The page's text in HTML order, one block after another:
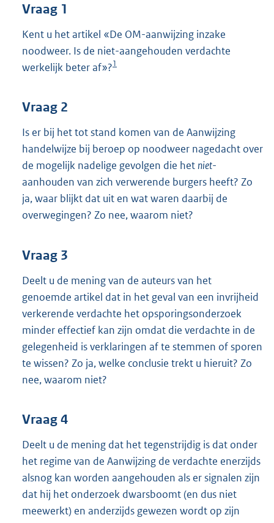
1
K
Vraag 1
Kent u het artikel «De OM-aanwijzing inzake
noodweer. Is de niet-aangehouden verdachte
werkelijk beter af»?1
Vraag 2
Is er bij het tot stand komen van de Aanwijzing
handelwijze bij beroep op noodweer nagedacht over
de mogelijk nadelige gevolgen die het niet-
aanhouden van zich verwerende burgers heeft? Zo
ja, waar blijkt dat uit en wat waren daarbij de
overwegingen? Zo nee, waarom niet?
Vraag 3
Deelt u de mening van de auteurs van het
genoemde artikel dat in het geval van een invrijheid
verkerende verdachte het opsporingsonderzoek
minder effectief kan zijn omdat die verdachte in de
gelegenheid is verklaringen af te stemmen of sporen
te wissen? Zo ja, welke conclusie trekt u hieruit? Zo
nee, waarom niet?
Vraag 4
Deelt u de mening dat het tegenstrijdig is dat onder
het regime van de Aanwijzing de verdachte enerzijds
alsnog kan worden aangehouden als er signalen zijn
dat hij het onderzoek dwarsboomt (en dus niet
meewerkt) en anderzijds gewezen wordt op zijn